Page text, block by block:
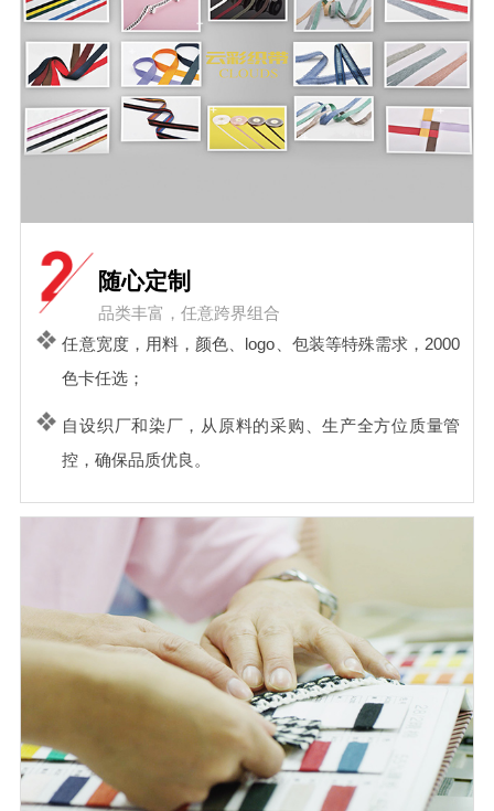
随心定制
品类丰富，任意跨界组合
任意宽度，用料，颜色、logo、包装等特殊需求，2000
色卡任选；
自设织厂和染厂，从原料的采购、生产全方位质量管
控，确保品质优良。